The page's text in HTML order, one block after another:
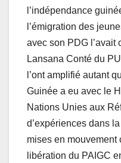
l’indépendance
l’émigration des
avec son PDG l’avait
Lansana Conté du
l’ont amplifié autant
Guinée a eu avec le
Nations Unies aux
d’expériences dans
mises en mouvement
libération du PAIGC